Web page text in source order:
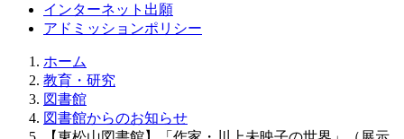
インターネット出願
アドミッションポリシー
ホーム
教育・研究
図書館
図書館からのお知らせ